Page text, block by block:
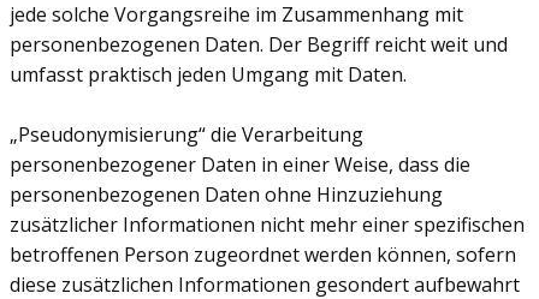
jede solche Vorgangsreihe im Zusammenhang mit
personenbezogenen Daten. Der Begriff reicht weit und
umfasst praktisch jeden Umgang mit Daten.
„Pseudonymisierung“ die Verarbeitung
personenbezogener Daten in einer Weise, dass die
personenbezogenen Daten ohne Hinzuziehung
zusätzlicher Informationen nicht mehr einer spezifischen
betroffenen Person zugeordnet werden können, sofern
diese zusätzlichen Informationen gesondert aufbewahrt